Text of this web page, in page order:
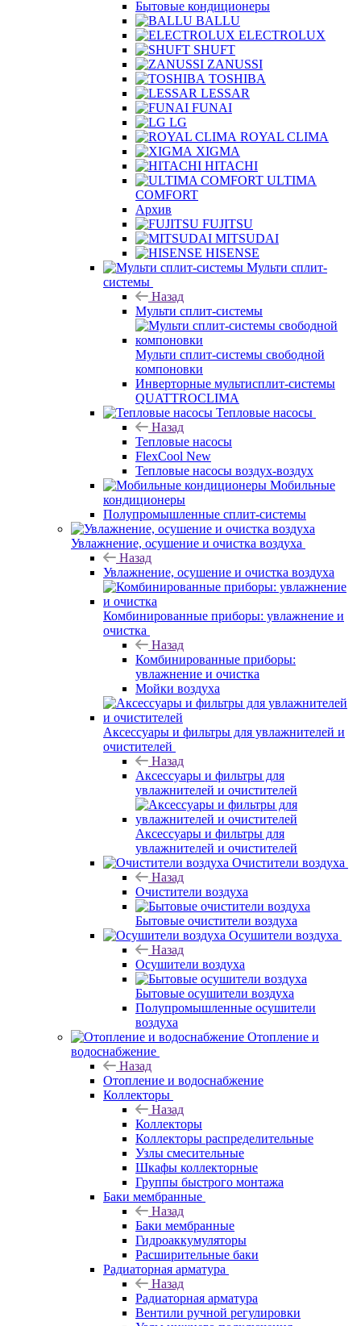
Бытовые кондиционеры
BALLU
ELECTROLUX
SHUFT
ZANUSSI
TOSHIBA
LESSAR
FUNAI
LG
ROYAL CLIMA
XIGMA
HITACHI
ULTIMA
COMFORT
Архив
FUJITSU
MITSUDAI
HISENSE
Мульти сплит-
системы
Назад
Мульти сплит-системы
Мульти сплит-системы свободной
компоновки
Инверторные мультисплит-системы
QUATTROCLIMA
Тепловые насосы
Назад
Тепловые насосы
FlexCool New
Тепловые насосы воздух-воздух
Мобильные
кондиционеры
Полупромышленные сплит-системы
Увлажнение, осушение и очистка воздуха
Назад
Увлажнение, осушение и очистка воздуха
Комбинированные приборы: увлажнение и
очистка
Назад
Комбинированные приборы:
увлажнение и очистка
Мойки воздуха
Аксессуары и фильтры для увлажнителей и
очистителей
Назад
Аксессуары и фильтры для
увлажнителей и очистителей
Аксессуары и фильтры для
увлажнителей и очистителей
Очистители воздуха
Назад
Очистители воздуха
Бытовые очистители воздуха
Осушители воздуха
Назад
Осушители воздуха
Бытовые осушители воздуха
Полупромышленные осушители
воздуха
Отопление и
водоснабжение
Назад
Отопление и водоснабжение
Коллекторы
Назад
Коллекторы
Коллекторы распределительные
Узлы смесительные
Шкафы коллекторные
Группы быстрого монтажа
Баки мембранные
Назад
Баки мембранные
Гидроаккумуляторы
Расширительные баки
Радиаторная арматура
Назад
Радиаторная арматура
Вентили ручной регулировки